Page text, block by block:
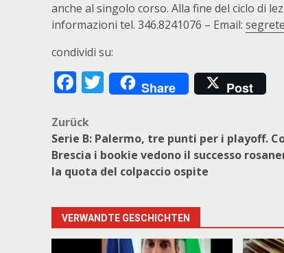
anche al singolo corso. Alla fine del ciclo di
informazioni tel. 346.8241076 – Email:
condividi su:
Facebook
Twitter
Share Post
Beitragsnavigation
Zurück
Serie B: Palermo, tre punti per i playoff.
Brescia i bookie vedono il successo
la quota del colpaccio ospite
VERWANDTE GESCHICHTEN